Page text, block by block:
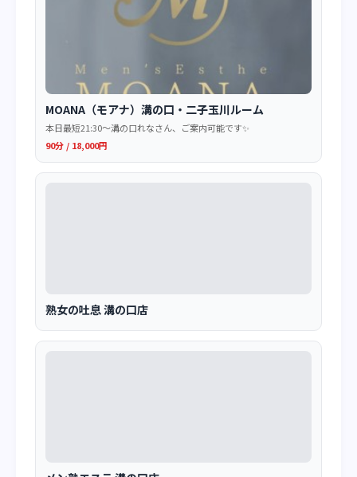
MOANA（モアナ）溝の口・二子玉川ルーム
本日最短21:30〜溝の口れなさん、ご案内可能です✨
90分 / 18,000円
熟女の吐息 溝の口店